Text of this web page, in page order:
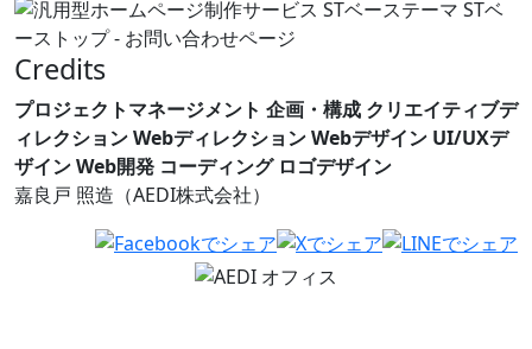
Credits
プロジェクトマネージメント 企画・構成 クリエイティブデ
ィレクションWebディレクションWebデザイン UI/UXデ
ザインWeb開発 コーディング ロゴデザイン
嘉良戸 照造（AEDI株式会社）